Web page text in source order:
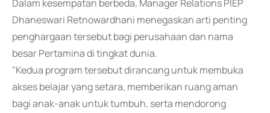
Dalam kesempatan berbeda, Manager Relations PIEP
Dhaneswari Retnowardhani menegaskan arti penting
penghargaan tersebut bagi perusahaan dan nama
besar Pertamina di tingkat dunia.
"Kedua program tersebut dirancang untuk membuka
akses belajar yang setara, memberikan ruang aman
bagi anak-anak untuk tumbuh, serta mendorong